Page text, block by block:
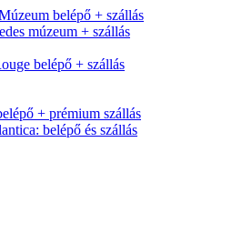
belépő + szállás
múzeum + szállás
belépő + szállás
+ prémium szállás
belépő és szállás